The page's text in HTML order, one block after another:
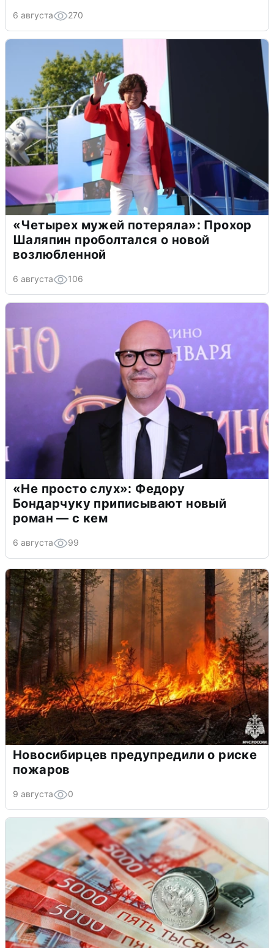
6 августа 270
«Четырех мужей потеряла»: Прохор
Шаляпин проболтался о новой
возлюбленной
6 августа 106
«Не просто слух»: Федору
Бондарчуку приписывают новый
роман — с кем
6 августа 99
Новосибирцев предупредили о риске
пожаров
9 августа 0